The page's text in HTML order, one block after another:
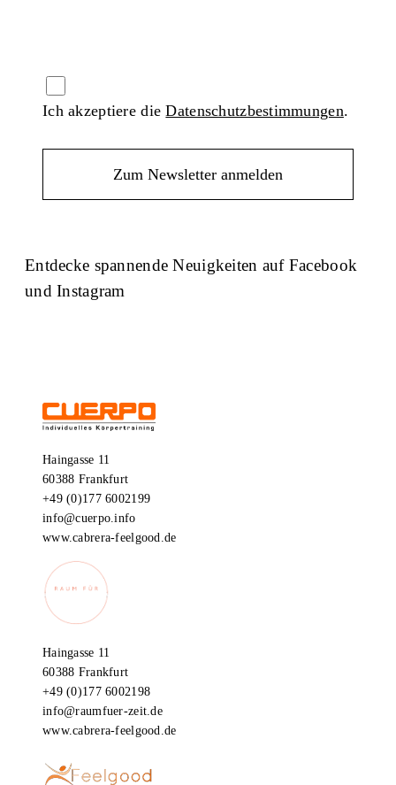
Ich akzeptiere dieDatenschutzbestimmungen.
Entdecke spannende Neuigkeiten auf Facebook
und Instagram
Haingasse 11
60388 Frankfurt
+49 (0)177 6002199
info@cuerpo.info
www.cabrera-feelgood.de
Haingasse 11
60388 Frankfurt
+49 (0)177 6002198
info@raumfuer-zeit.de
www.cabrera-feelgood.de